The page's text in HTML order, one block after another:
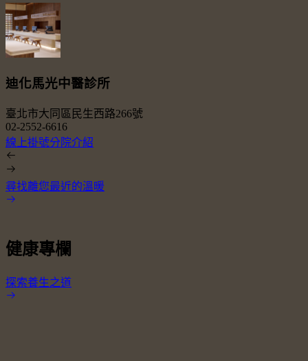
迪化馬光中醫診所
臺北市大同區民生西路266號
02-2552-6616
線上掛號分院介紹
尋找離您最近的溫暖
健康專欄
探索養生之道